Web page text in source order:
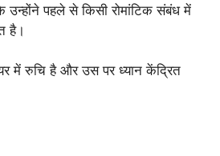
पहले से किसी रोमांटिक संबंध में
है।
में रुचि है और उस पर ध्यान केंद्रित